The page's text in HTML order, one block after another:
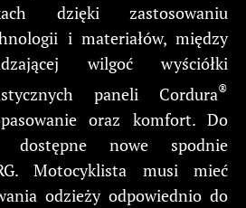
dzięki zastosowaniu
i materiałów, między
wilgoć wyściółki
paneli Cordura®
oraz komfort. Do
nowe spodnie
Motocyklista musi mieć
odzieży odpowiednio do